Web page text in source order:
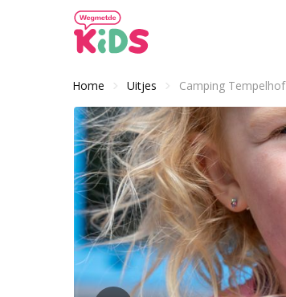
Home Uitjes Camping Tempelhof